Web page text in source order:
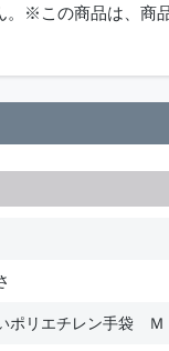
※この商品は、商
ポリエチレン手袋